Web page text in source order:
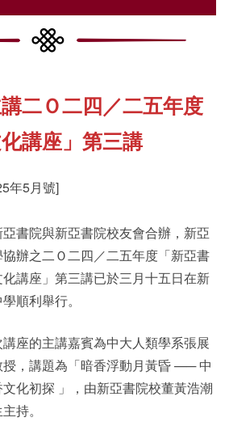
二Ｏ二四／二五年度
化講座」第三講
年5月號]
亞書院與新亞書院校友會合辦，新亞
協辦之二Ｏ二四／二五年度「新亞書
講座」第三講已於三月十五日在新
順利舉行。
講座的主講嘉賓為中大人類學系張展
授，講題為「暗香浮動月黃昏 —─ 中
文化初探 」，由新亞書院校董黃浩潮
持。